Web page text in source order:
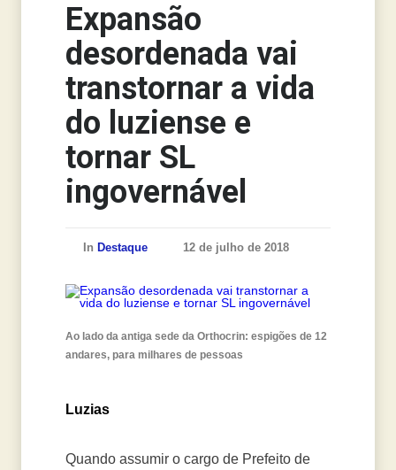
Expansão
desordenada vai
transtornar a vida
do luziense e
tornar SL
ingovernável
In Destaque 12 de julho de 2018
Ao lado da antiga sede da Orthocrin: espigões de 12
andares, para milhares de pessoas
Luzias
Quando assumir o cargo de Prefeito de